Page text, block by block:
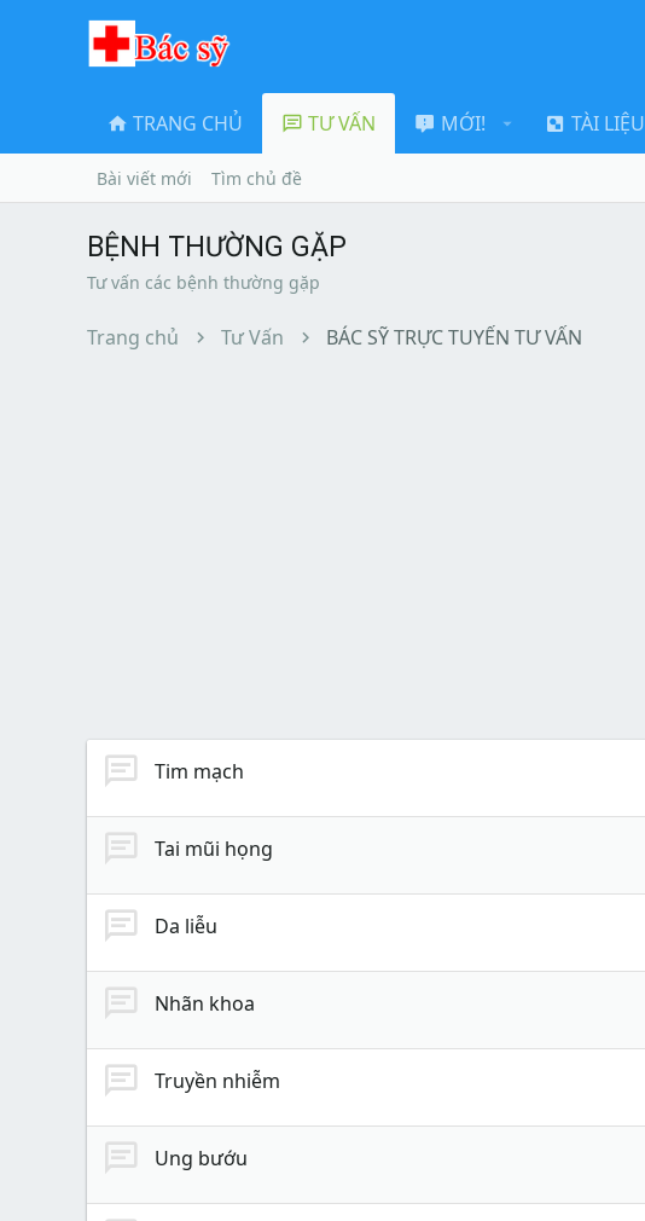
TRANG CHỦ TƯ VẤN MỚI! TÀI LIỆU
Bài viết mới Tìm chủ đề
BỆNH THƯỜNG GẶP
Tư vấn các bệnh thường gặp
Trang chủ Tư Vấn BÁC SỸ TRỰC TUYẾN TƯ VẤN
Tim mạch
Tai mũi họng
Da liễu
Nhãn khoa
Truyền nhiễm
Ung bướu